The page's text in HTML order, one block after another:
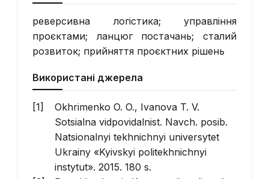
реверсивна логістика; управління
проєктами; ланцюг постачань; сталий
розвиток; прийняття проєктних рішень
Використані джерела
Okhrimenko O. O., Ivanova T. V.
Sotsialna vidpovidalnist. Navch. posib.
Natsionalnyi tekhnichnyi universytet
Ukrainy «Kyivskyi politekhnichnyi
instytut». 2015. 180 s.